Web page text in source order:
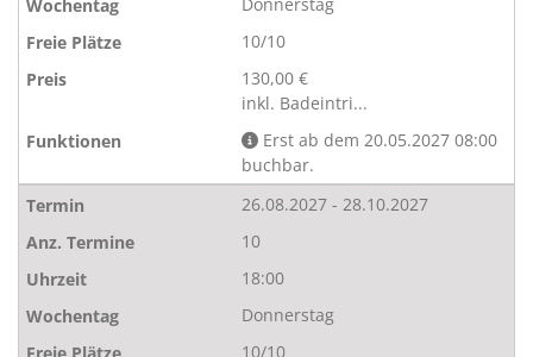
10/10
130,00 €
inkl. Badeintri...
Erst ab dem 20.05.2027 08:00
buchbar.
26.08.2027 - 28.10.2027
10
18:00
Donnerstag
10/10